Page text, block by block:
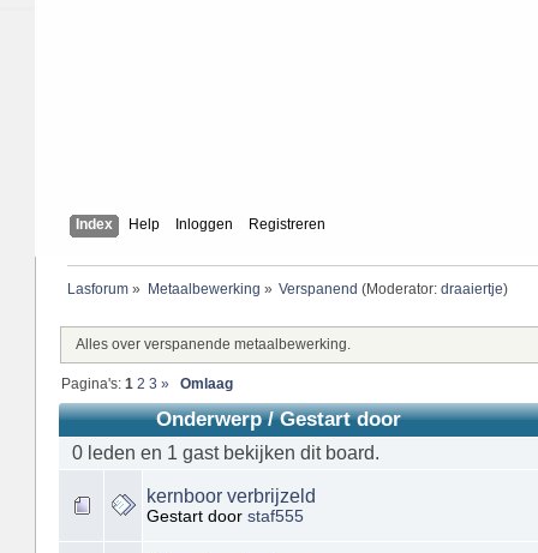
Index Help Inloggen Registreren
Lasforum» Metaalbewerking » Verspanend (Moderator:draaiertje)
Alles over verspanende metaalbewerking.
Pagina's:1 2 3 » Omlaag
Onderwerp/Gestart door
0 leden en 1 gast bekijken dit board.
kernboor verbrijzeld
Gestart door staf555